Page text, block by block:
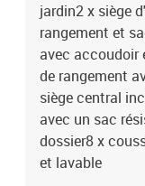
jardin2 x siège
rangement et
avec accoudoir
de rangement
siège central
avec un sac
dossier8 x
et lavable